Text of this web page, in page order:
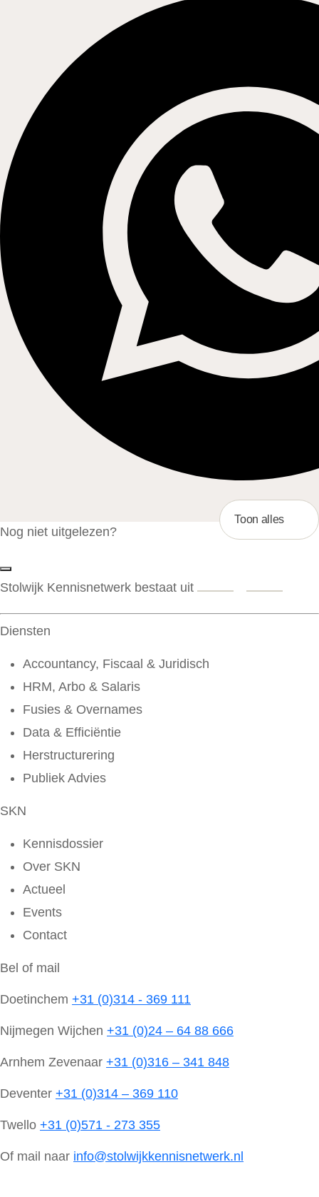
Nog niet uitgelezen?
Toon alles
Stolwijk Kennisnetwerk bestaat uit
Diensten
Accountancy, Fiscaal & Juridisch
HRM, Arbo & Salaris
Fusies & Overnames
Data & Efficiëntie
Herstructurering
Publiek Advies
SKN
Kennisdossier
Over SKN
Actueel
Events
Contact
Bel of mail
Doetinchem +31 (0)314 - 369 111
Nijmegen Wijchen +31 (0)24 – 64 88 666
Arnhem Zevenaar +31 (0)316 – 341 848
Deventer +31 (0)314 – 369 110
Twello +31 (0)571 - 273 355
Of mail naar info@stolwijkkennisnetwerk.nl